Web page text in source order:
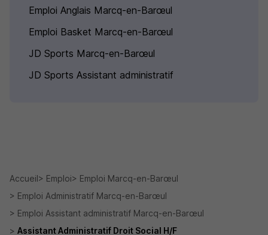
Emploi Anglais Marcq-en-Barœul
Emploi Basket Marcq-en-Barœul
JD Sports Marcq-en-Barœul
JD Sports Assistant administratif
Accueil Emploi
Emploi Marcq-en-Barœul
Emploi Administratif Marcq-en-Barœul
Emploi Assistant administratif Marcq-en-Barœul
Assistant Administratif Droit Social H/F